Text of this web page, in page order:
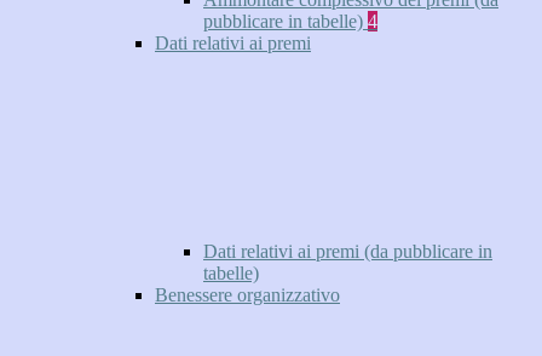
pubblicare in tabelle) 4
Dati relativi ai premi
Dati relativi ai premi (da pubblicare in
tabelle)
Benessere organizzativo